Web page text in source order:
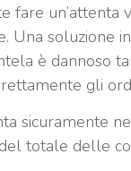
fare un’attenta
Una soluzione
è dannoso
gli
sicuramente
del totale delle